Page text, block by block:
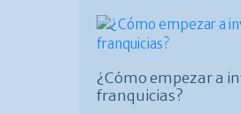
¿Cómo empezar a
franquicias?